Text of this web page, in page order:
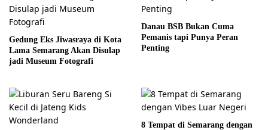
Gedung Eks Jiwasraya di Kota
Lama Semarang Akan Disulap
jadi Museum Fotografi
Danau BSB Bukan Cuma
Pemanis tapi Punya Peran
Penting
8 Tempat di Semarang dengan